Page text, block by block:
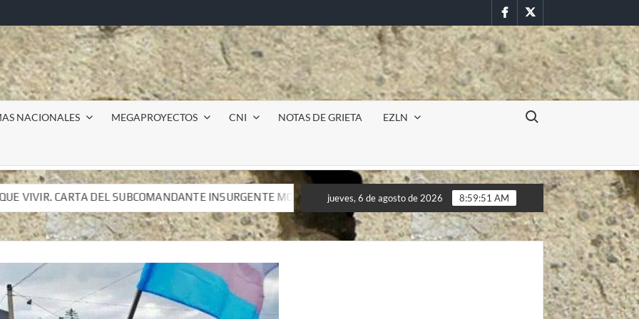
FacebookTwitter
NACIONALES MEGAPROYECTOS CNI NOTAS DE GRIETA EZLN
Buscar:
INSURGENTE MOISÉS A LUIS DE TAVIRA
Incursión militar en la UAEM (Morelos) durante paro estudiantil
INSURGENTE MOISÉS A LUIS DE TAVIRA
Incursión militar en la UAEM (Morelos) durante paro estudiantil
jueves, 6 de agosto de 2026 8:59:53 AM